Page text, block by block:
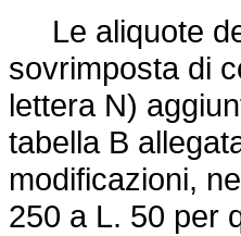
Le aliquote
sovrimposta di
lettera N)
tabella B
modificazioni,
250 a L. 50 per